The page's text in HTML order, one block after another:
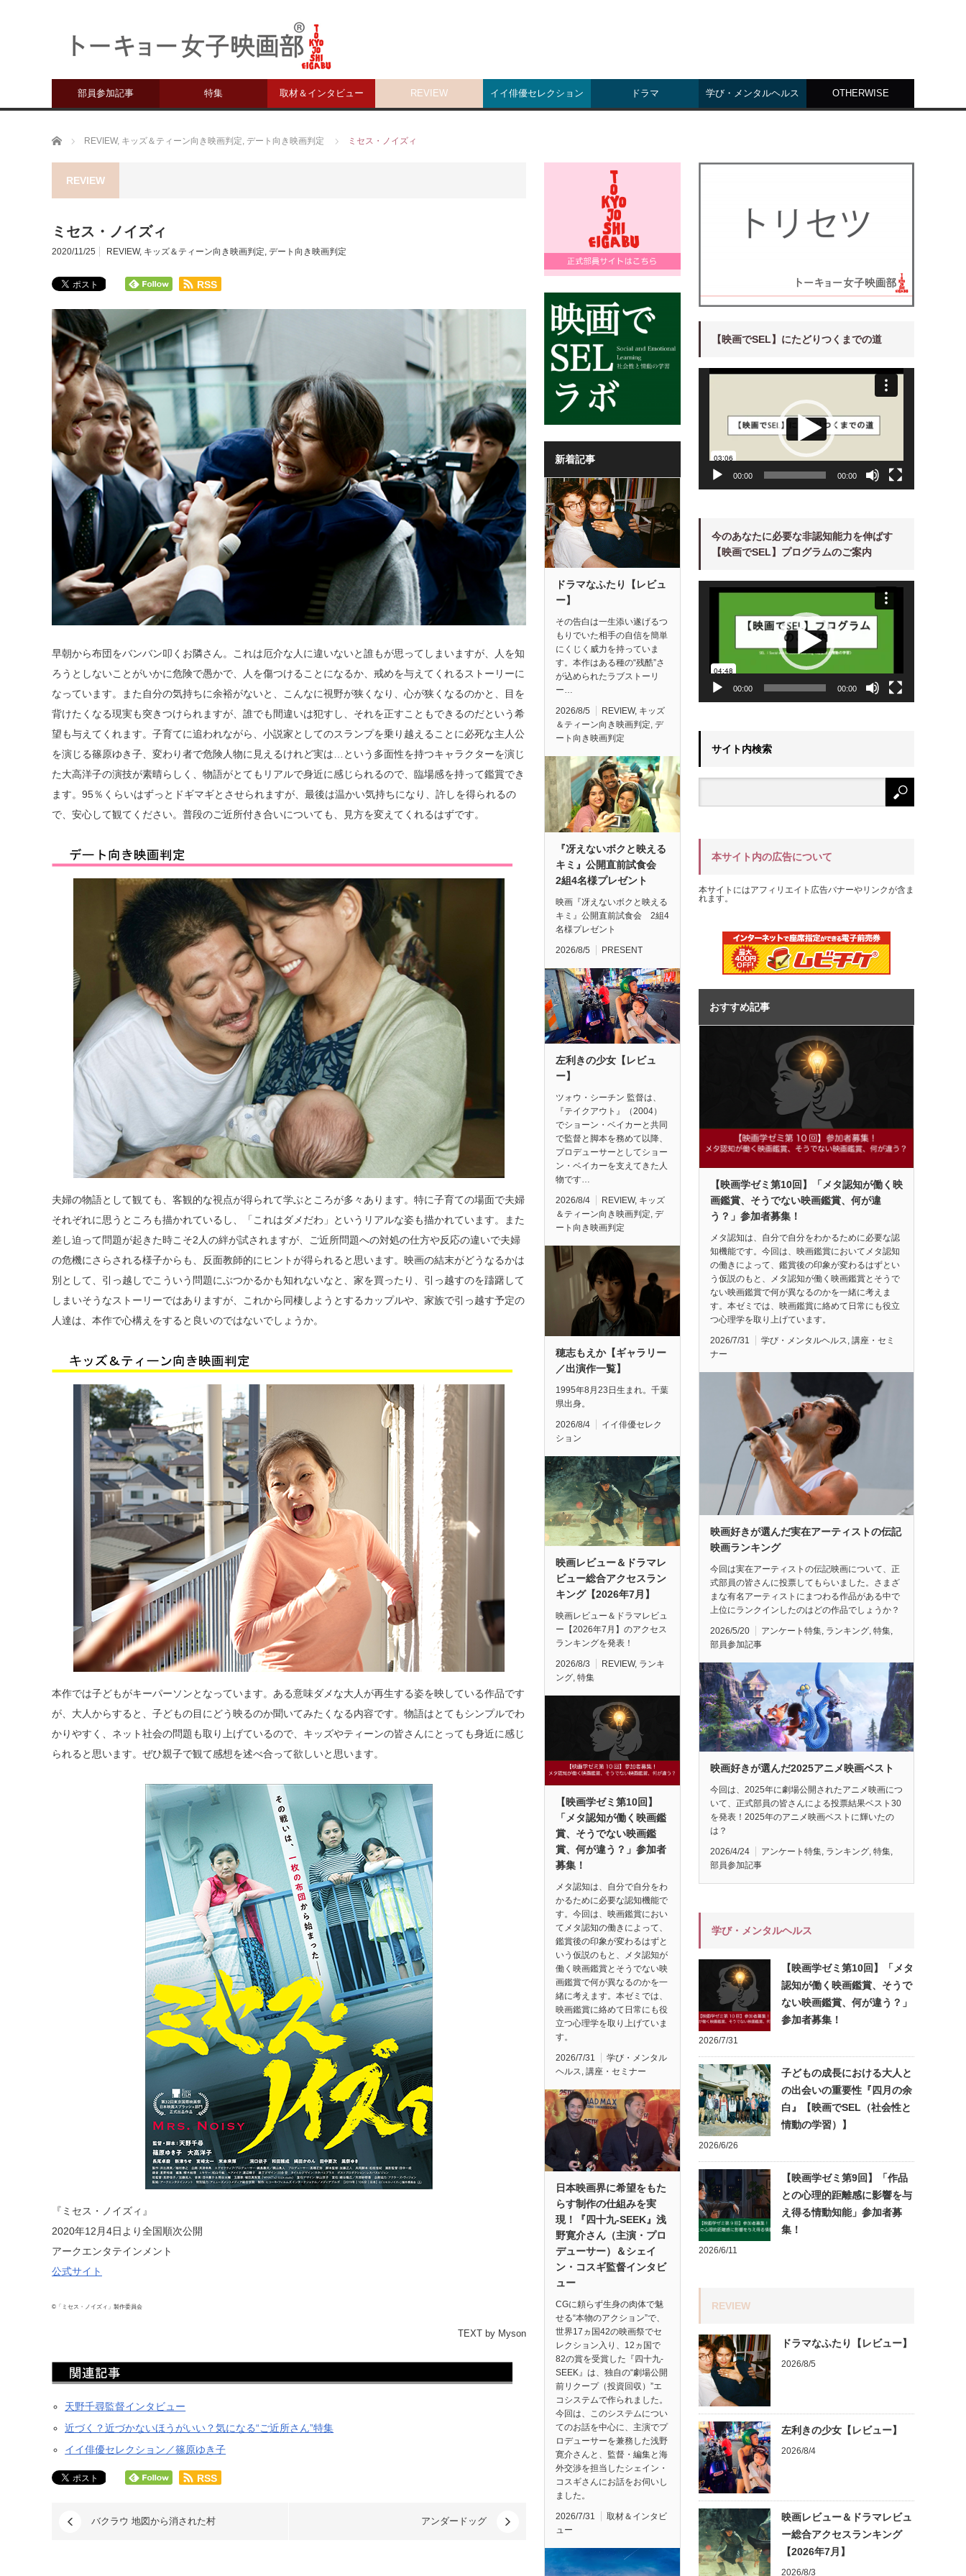
部員参加記事 特集 取材＆インタビュー REVIEW イイ俳優セレクション ドラマ 学び・メンタルヘルス OTHERWISE
ホーム REVIEW, キッズ＆ティーン向き映画判定, デート向き映画判定 ミセス・ノイズィ
REVIEW
ミセス・ノイズィ
2020/11/25 REVIEW, キッズ＆ティーン向き映画判定, デート向き映画判定
RSS
早朝から布団をバンバン叩くお隣さん。これは厄介な人に違いないと誰もが思ってしまいますが、人を知
ろうとしないことがいかに危険で愚かで、人を傷つけることになるか、戒めを与えてくれるストーリーに
なっています。また自分の気持ちに余裕がないと、こんなに視野が狭くなり、心が狭くなるのかと、目を
背けたくなる現実も突きつけられますが、誰でも間違いは犯すし、それを正すこともできるのだという希
望も与えてくれます。子育てに追われながら、小説家としてのスランプを乗り越えることに必死な主人公
を演じる篠原ゆき子、変わり者で危険人物に見えるけれど実は…という多面性を持つキャラクターを演じ
た大高洋子の演技が素晴らしく、物語がとてもリアルで身近に感じられるので、臨場感を持って鑑賞でき
ます。95％くらいはずっとドギマギとさせられますが、最後は温かい気持ちになり、許しを得られるの
で、安心して観てください。普段のご近所付き合いについても、見方を変えてくれるはずです。
夫婦の物語として観ても、客観的な視点が得られて学ぶところが多々あります。特に子育ての場面で夫婦
それぞれに思うところも描かれているし、「これはダメだわ」というリアルな姿も描かれています。また
差し迫って問題が起きた時こそ2人の絆が試されますが、ご近所問題への対処の仕方や反応の違いで夫婦
の危機にさらされる様子からも、反面教師的にヒントが得られると思います。映画の結末がどうなるかは
別として、引っ越しでこういう問題にぶつかるかも知れないなと、家を買ったり、引っ越すのを躊躇して
しまいそうなストーリーではありますが、これから同棲しようとするカップルや、家族で引っ越す予定の
人達は、本作で心構えをすると良いのではないでしょうか。
本作では子どもがキーパーソンとなっています。ある意味ダメな大人が再生する姿を映している作品です
が、大人からすると、子どもの目にどう映るのか聞いてみたくなる内容です。物語はとてもシンプルでわ
かりやすく、ネット社会の問題も取り上げているので、キッズやティーンの皆さんにとっても身近に感じ
られると思います。ぜひ親子で観て感想を述べ合って欲しいと思います。
『ミセス・ノイズィ』
2020年12月4日より全国順次公開
アークエンタテインメント
公式サイト
©「ミセス・ノイズィ」製作委員会
TEXT by Myson
天野千尋監督インタビュー
近づく？近づかないほうがいい？気になる“ご近所さん”特集
イイ俳優セレクション／篠原ゆき子
RSS
バクラウ 地図から消された村 アンダードッグ
新着記事
ドラマなふたり【レビュ
ー】
その告白は一生添い遂げるつ
もりでいた相手の自信を簡単
にくじく威力を持っていま
す。本作はある種の“残酷”さ
が込められたラブストーリ
ー…
2026/8/5 REVIEW, キッズ
＆ティーン向き映画判定, デ
ート向き映画判定
『冴えないボクと映える
キミ』公開直前試食会
2組4名様プレゼント
映画『冴えないボクと映える
キミ』公開直前試食会 2組4
名様プレゼント
2026/8/5 PRESENT
左利きの少女【レビュ
ー】
ツォウ・シーチン 監督は、
『テイクアウト』（2004）
でショーン・ベイカーと共同
で監督と脚本を務めて以降、
プロデューサーとしてショー
ン・ベイカーを支えてきた人
物です…
2026/8/4 REVIEW, キッズ
＆ティーン向き映画判定, デ
ート向き映画判定
穂志もえか【ギャラリー
／出演作一覧】
1995年8月23日生まれ。千葉
県出身。
2026/8/4
イイ俳優セレク
ション
映画レビュー＆ドラマレ
ビュー総合アクセスラン
キング【2026年7月】
映画レビュー＆ドラマレビュ
ー【2026年7月】のアクセス
ランキングを発表！
2026/8/3 REVIEW, ランキ
ング, 特集
【映画学ゼミ第10回】
「メタ認知が働く映画鑑
賞、そうでない映画鑑
賞、何が違う？」参加者
募集！
メタ認知は、自分で自分をわ
かるために必要な認知機能で
す。今回は、映画鑑賞におい
てメタ認知の働きによって、
鑑賞後の印象が変わるはずと
いう仮説のもと、メタ認知が
働く映画鑑賞とそうでない映
画鑑賞で何が異なるのかを一
緒に考えます。本ゼミでは、
映画鑑賞に絡めて日常にも役
立つ心理学を取り上げていま
す。
2026/7/31
学び・メンタル
ヘルス, 講座・セミナー
日本映画界に希望をもた
らす制作の仕組みを実
現！『四十九-SEEK』浅
野寛介さん（主演・プロ
デューサー）＆シェイ
ン・コスギ監督インタビ
ュー
CGに頼らず生身の肉体で魅
せる“本物のアクション”で、
世界17ヵ国42の映画祭でセ
レクション入り、12ヵ国で
82の賞を受賞した『四十九-
SEEK』は、独自の“劇場公開
前リクープ（投資回収）”エ
コシステムで作られました。
今回は、このシステムについ
てのお話を中心に、主演でプ
ロデューサーを兼務した浅野
寛介さんと、監督・編集と海
外交渉を担当したシェイン・
コスギさんにお話をお伺いし
ました。
2026/7/31
取材＆インタビ
ュー
【映画でSEL】にたどりつくまでの道
00:00 00:00
今のあなたに必要な非認知能力を伸ばす
【映画でSEL】プログラムのご案内
動
00:00 00:00
サイト内検索
本サイト内の広告について
本サイトにはアフィリエイト広告バナーやリンクが含ま
れます。
おすすめ記事
【映画学ゼミ第10回】「メタ認知が働く映
画鑑賞、そうでない映画鑑賞、何が違
う？」参加者募集！
メタ認知は、自分で自分をわかるために必要な認
知機能です。今回は、映画鑑賞においてメタ認知
の働きによって、鑑賞後の印象が変わるはずとい
う仮説のもと、メタ認知が働く映画鑑賞とそうで
ない映画鑑賞で何が異なるのかを一緒に考えま
す。本ゼミでは、映画鑑賞に絡めて日常にも役立
つ心理学を取り上げています。
2026/7/31 学び・メンタルヘルス, 講座・セミ
ナー
映画好きが選んだ実在アーティストの伝記
映画ランキング
今回は実在アーティストの伝記映画について、正
式部員の皆さんに投票してもらいました。さまざ
まな有名アーティストにまつわる作品がある中で
上位にランクインしたのはどの作品でしょうか？
2026/5/20 アンケート特集, ランキング, 特集,
部員参加記事
映画好きが選んだ2025アニメ映画ベスト
今回は、2025年に劇場公開されたアニメ映画につ
いて、正式部員の皆さんによる投票結果ベスト30
を発表！2025年のアニメ映画ベストに輝いたの
は？
2026/4/24 アンケート特集, ランキング, 特集,
部員参加記事
学び・メンタルヘルス
【映画学ゼミ第10回】「メタ
認知が働く映画鑑賞、そうで
ない映画鑑賞、何が違う？」
参加者募集！
2026/7/31
子どもの成長における大人と
の出会いの重要性『四月の余
白』【映画でSEL（社会性と
情動の学習）】
2026/6/26
【映画学ゼミ第9回】「作品
との心理的距離感に影響を与
え得る情動知能」参加者募
集！
2026/6/11
REVIEW
ドラマなふたり【レビュー】
2026/8/5
左利きの少女【レビュー】
2026/8/4
映画レビュー＆ドラマレビュ
ー総合アクセスランキング
【2026年7月】
2026/8/3